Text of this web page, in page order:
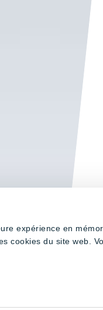
expérience en
cookies du site web.